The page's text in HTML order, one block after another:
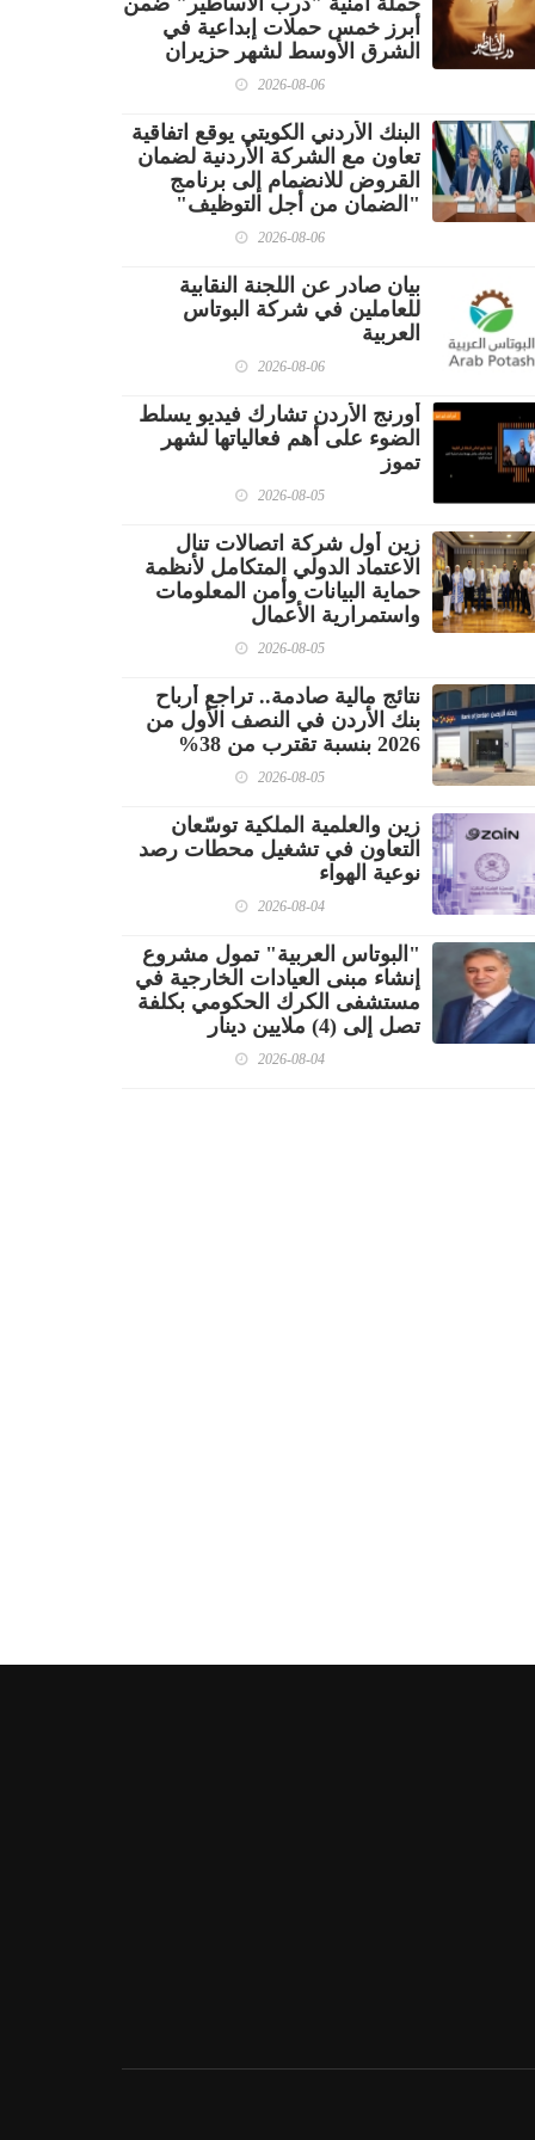
أبرز خمس حملات إبداعية في
الشرق الأوسط لشهر حزيران
2026-08-06
البنك الأردني الكويتي يوقع اتفاقية
تعاون مع الشركة الأردنية لضمان
القروض للانضمام إلى برنامج
"الضمان من أجل التوظيف"
2026-08-06
بيان صادر عن اللجنة النقابية
للعاملين في شركة البوتاس
العربية
2026-08-06
أورنج الأردن تشارك فيديو يسلط
الضوء على أهم فعالياتها لشهر
تموز
2026-08-05
زين أول شركة اتصالات تنال
الاعتماد الدولي المتكامل لأنظمة
حماية البيانات وأمن المعلومات
واستمرارية الأعمال
2026-08-05
نتائج مالية صادمة.. تراجع أرباح
بنك الأردن في النصف الأول من
2026 بنسبة تقترب من 38%
2026-08-05
زين والعلمية الملكية توسّعان
التعاون في تشغيل محطات رصد
نوعية الهواء
2026-08-04
"البوتاس العربية" تمول مشروع
إنشاء مبنى العيادات الخارجية في
مستشفى الكرك الحكومي بكلفة
تصل إلى (4) ملايين دينار
2026-08-04